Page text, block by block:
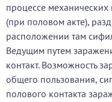
процессе
(при половом акте),
расположении там
Ведущим путем
контакт. Возможность
общего пользования,
полового контакта